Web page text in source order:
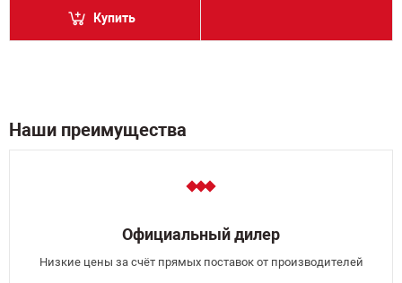
Купить
Наши преимущества
Официальный дилер
Низкие цены за счёт прямых поставок от производителей